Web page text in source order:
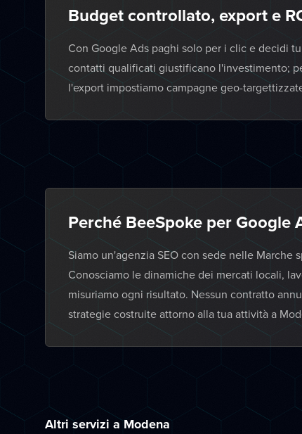
Budget controllato, export e
Con Google Ads paghi solo per i clic e decidi
contatti qualificati giustificano l'investimento;
l'export impostiamo campagne geo-
Perché BeeSpoke per Google
Siamo un'agenzia SEO con sede nelle Marche
Conosciamo le dinamiche dei mercati locali,
misuriamo ogni risultato. Nessun contratto
strategie costruite attorno alla tua attività a
Altri servizi a Modena